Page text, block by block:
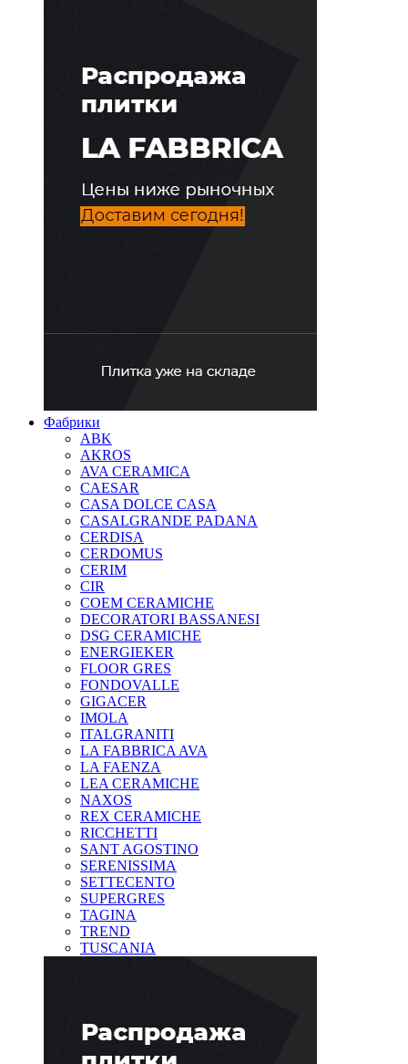
Фабрики
ABK
AKROS
AVA CERAMICA
CAESAR
CASA DOLCE CASA
CASALGRANDE PADANA
CERDISA
CERDOMUS
CERIM
CIR
COEM CERAMICHE
DECORATORI BASSANESI
DSG CERAMICHE
ENERGIEKER
FLOOR GRES
FONDOVALLE
GIGACER
IMOLA
ITALGRANITI
LA FABBRICA AVA
LA FAENZA
LEA CERAMICHE
NAXOS
REX CERAMICHE
RICCHETTI
SANT AGOSTINO
SERENISSIMA
SETTECENTO
SUPERGRES
TAGINA
TREND
TUSCANIA